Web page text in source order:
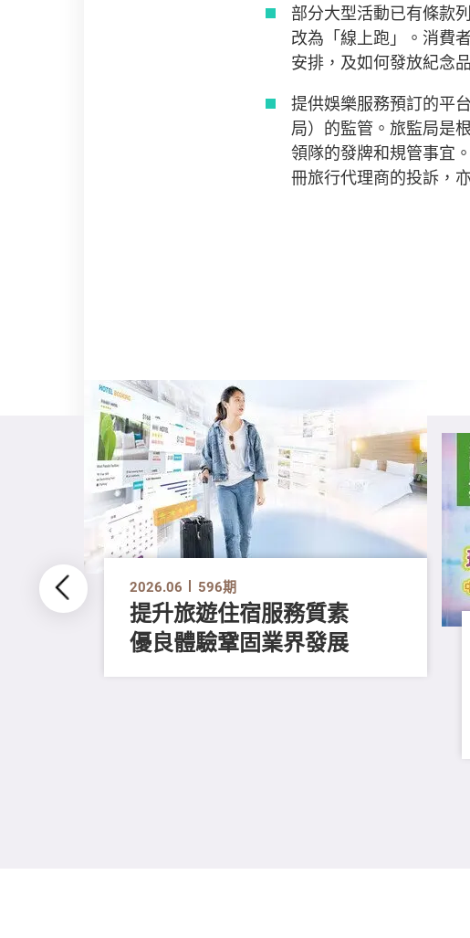
部分大型活動已有條款
改為「線上跑」。消費
安排，及如何發放紀念
提供娛樂服務預訂的平
局）的監管。旅監局是
領隊的發牌和規管事宜
冊旅行代理商的投訴，
2026.06 596期
提升旅遊住宿服務質素
優良體驗鞏固業界發展